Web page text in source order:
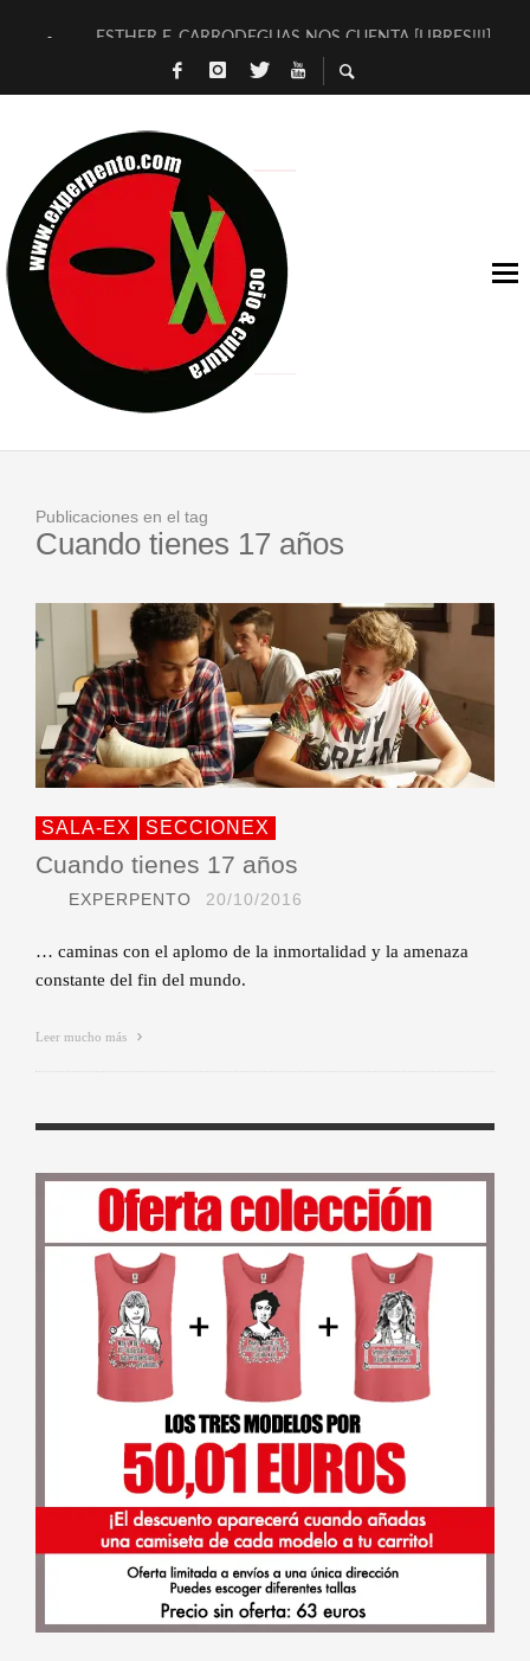
ESTHER F. CARRODEGUAS NOS CUENTA [LIBRES!!!]
[TERRA DE GUAPES] DE SANDRA MONFORT
TIMBRE 4, LA ESCUELA DEL DIRECTOR TEATRAL CLAUDIO
30 AÑOS (NO ES NADA) DE LA KATARSIS DEL TOMATAZO
MILITARES JUDÍAS EN #EXVITA
D’BALDOMEROS REINVENTAN [BITÁCORA 3.0] EN EXVITA
MARSHALL FLASH PRESENTA EN EXVITA [RELATIVA
JOFRE BARDAGÍ EN EXVITA INTERPRETANDO A SERRAT
Publicaciones en el tag
Cuando tienes 17 años
SALA-EX SECCIONEX
Cuando tienes 17 años
EXPERPENTO 20/10/2016
… caminas con el aplomo de la inmortalidad y la amenaza
constante del fin del mundo.
Leer mucho más